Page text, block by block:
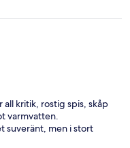
kritik, rostig spis, skåp
varmvatten.
suveränt, men i stort